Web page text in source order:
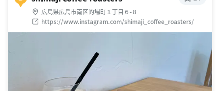
広島県広島市南区的場町１丁目６-８
https://www.instagram.com/shimaji_coffee_roasters/